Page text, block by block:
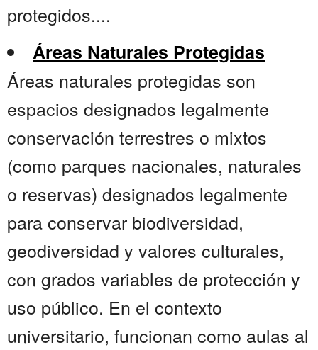
protegidos....
Áreas Naturales Protegidas
Áreas naturales protegidas son
espacios designados legalmente
conservación terrestres o mixtos
(como parques nacionales, naturales
o reservas) designados legalmente
para conservar biodiversidad,
geodiversidad y valores culturales,
con grados variables de protección y
uso público. En el contexto
universitario, funcionan como aulas al